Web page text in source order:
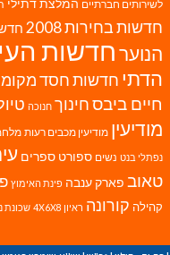
לשירותים חברתיים המלצת דתילי
חדשות בחירות 2008
הנוערחדשות
הדתי חדשות חסד
חיים ביבסחינוך חנוכה
מודיעין מודיעין מכבים רעות
נפתלי בנט נשים ספורט ספרים
טאוב פארק ענבה פינת האימוץ
קהילה קורונה ראיון 4X6X8 שכונת